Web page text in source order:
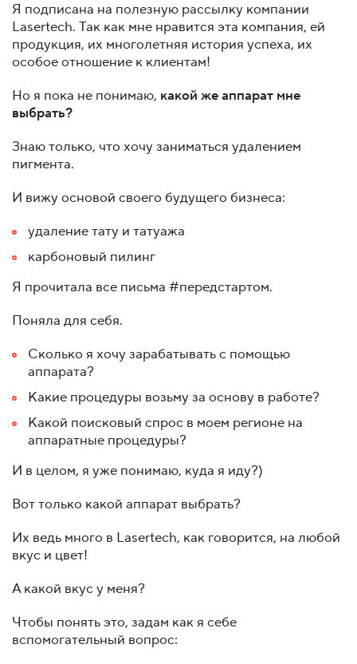
Я подписана на полезную рассылку компании
Lasertech. Так как мне нравится эта компания, ей
продукция, их многолетняя история успеха, их
особое отношение к клиентам!
Но я пока не понимаю, какой же аппарат мне
выбрать?
Знаю только, что хочу заниматься удалением
пигмента.
И вижу основой своего будущего бизнеса:
удаление тату и татуажа
карбоновый пилинг
Я прочитала все письма #передстартом.
Поняла для себя.
Сколько я хочу зарабатывать с помощью
аппарата?
Какие процедуры возьму за основу в работе?
Какой поисковый спрос в моем регионе на
аппаратные процедуры?
И в целом, я уже понимаю, куда я иду?)
Вот только какой аппарат выбрать?
Их ведь много в Lasertech, как говорится, на любой
вкус и цвет!
А какой вкус у меня?
Чтобы понять это, задам как я себе
вспомогательный вопрос: